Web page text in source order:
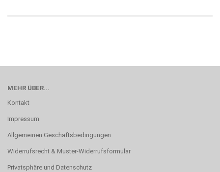
MEHR ÜBER...
Kontakt
Impressum
Allgemeinen Geschäftsbedingungen
Widerrufsrecht & Muster-Widerrufsformular
Privatsphäre und Datenschutz